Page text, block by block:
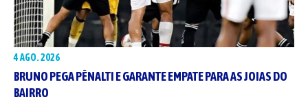
4 AGO. 2026
BRUNO PEGA PÊNALTI E GARANTE EMPATE PARA AS JOIAS DO
BAIRRO